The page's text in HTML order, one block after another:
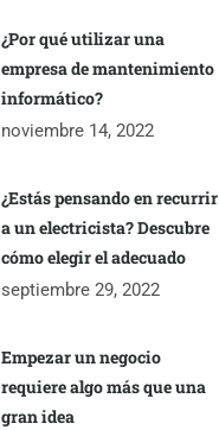
¿Por qué utilizar una
empresa de mantenimiento
informático?
noviembre 14, 2022
¿Estás pensando en recurrir
a un electricista? Descubre
cómo elegir el adecuado
septiembre 29, 2022
Empezar un negocio
requiere algo más que una
gran idea